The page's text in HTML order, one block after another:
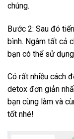
chúng.
Bước 2: Sau đó
bình. Ngâm tất cả
bạn có thể sử
Có rất nhiều cách
detox đơn giản
bạn cùng làm và
tốt nhé!